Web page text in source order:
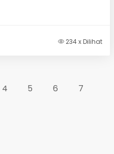
234 x Dilihat
4 5 6 7